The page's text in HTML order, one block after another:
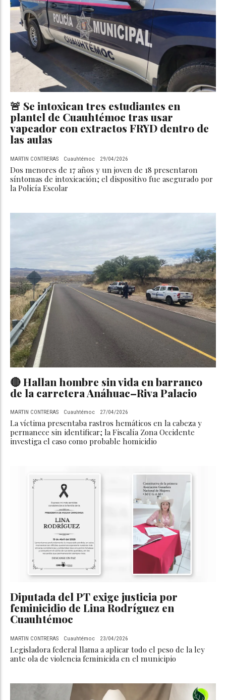
🚨 Se intoxican tres estudiantes en
plantel de Cuauhtémoc tras usar
vapeador con extractos FRYD dentro de
las aulas
MARTIN CONTRERAS Cuauhtémoc 29/04/2026
Dos menores de 17 años y un joven de 18 presentaron
síntomas de intoxicación; el dispositivo fue asegurado por
la Policía Escolar
🔴 Hallan hombre sin vida en barranco
de la carretera Anáhuac–Riva Palacio
MARTIN CONTRERAS Cuauhtémoc 27/04/2026
La víctima presentaba rastros hemáticos en la cabeza y
permanece sin identificar; la Fiscalía Zona Occidente
investiga el caso como probable homicidio
Diputada del PT exige justicia por
feminicidio de Lina Rodríguez en
Cuauhtémoc
MARTIN CONTRERAS Cuauhtémoc 23/04/2026
Legisladora federal llama a aplicar todo el peso de la ley
ante ola de violencia feminicida en el municipio